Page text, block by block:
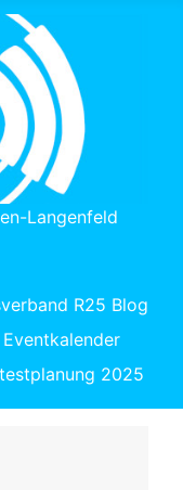
Langenfeld
R25 Blog
Eventkalender
2025